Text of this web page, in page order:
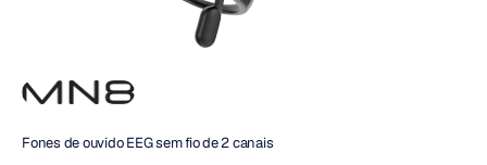
Fones de ouvido EEG sem fio de 2 canais